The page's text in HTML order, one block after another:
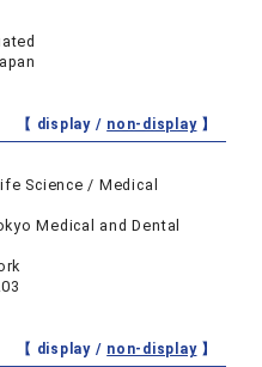
【 display / non-display】
Science / Medical
Medical and Dental
【 display / non-display】